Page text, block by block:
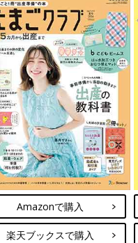
Amazonで購入
楽天ブックスで購入